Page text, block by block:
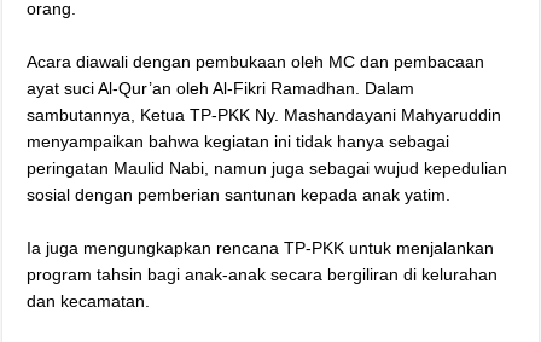
orang.
‎Acara diawali dengan pembukaan oleh MC dan pembacaan
ayat suci Al-Qur’an oleh Al-Fikri Ramadhan. Dalam
sambutannya, Ketua TP-PKK Ny. Mashandayani Mahyaruddin
menyampaikan bahwa kegiatan ini tidak hanya sebagai
peringatan Maulid Nabi, namun juga sebagai wujud kepedulian
sosial dengan pemberian santunan kepada anak yatim.
‎Ia juga mengungkapkan rencana TP-PKK untuk menjalankan
program tahsin bagi anak-anak secara bergiliran di kelurahan
dan kecamatan.